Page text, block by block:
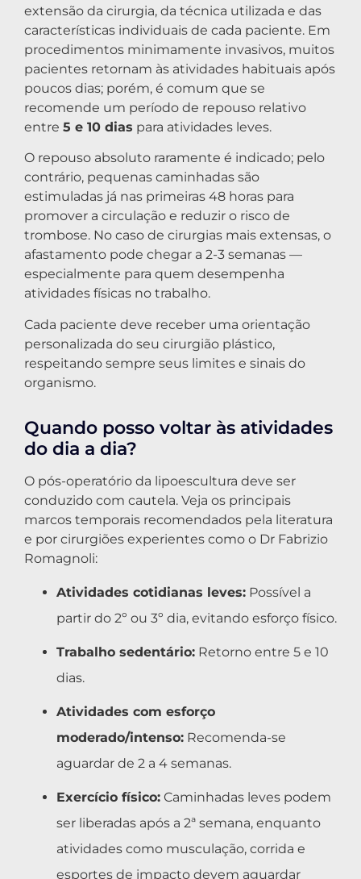
extensão da cirurgia, da técnica utilizada e das
características individuais de cada paciente. Em
procedimentos minimamente invasivos, muitos
pacientes retornam às atividades habituais após
poucos dias; porém, é comum que se
recomende um período de repouso relativo
entre 5 e 10 dias para atividades leves.
O repouso absoluto raramente é indicado; pelo
contrário, pequenas caminhadas são
estimuladas já nas primeiras 48 horas para
promover a circulação e reduzir o risco de
trombose. No caso de cirurgias mais extensas, o
afastamento pode chegar a 2-3 semanas —
especialmente para quem desempenha
atividades físicas no trabalho.
Cada paciente deve receber uma orientação
personalizada do seu cirurgião plástico,
respeitando sempre seus limites e sinais do
organismo.
Quando posso voltar às atividades
do dia a dia?
O pós-operatório da lipoescultura deve ser
conduzido com cautela. Veja os principais
marcos temporais recomendados pela literatura
e por cirurgiões experientes como o Dr Fabrizio
Romagnoli:
Atividades cotidianas leves: Possível a
partir do 2º ou 3º dia, evitando esforço físico.
Trabalho sedentário: Retorno entre 5 e 10
dias.
Atividades com esforço
moderado/intenso: Recomenda-se
aguardar de 2 a 4 semanas.
Exercício físico: Caminhadas leves podem
ser liberadas após a 2ª semana, enquanto
atividades como musculação, corrida e
esportes de impacto devem aguardar